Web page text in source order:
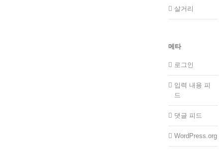
살거리
메타
로그인
입력 내용 피
드
댓글 피드
WordPress.org